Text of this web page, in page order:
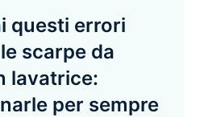
questi errori
scarpe da
lavatrice:
per sempre